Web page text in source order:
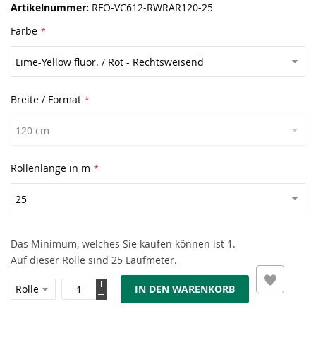
Artikelnummer RFO-VC612-RWRAR120-25
Farbe
Breite / Format
Rollenlänge in m
Das Minimum, welches Sie kaufen können ist 1.
Auf dieser Rolle sind 25 Laufmeter.
IN DEN WARENKORB